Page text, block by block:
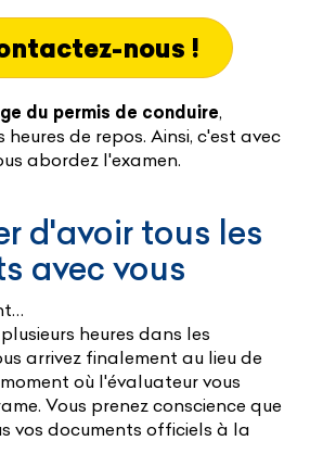
nous !
du permis de conduire,
de repos. Ainsi, c'est avec
abordez l'examen.
d'avoir tous les
avec vous
heures dans les
arrivez finalement au lieu de
où l'évaluateur vous
Vous prenez conscience que
vos documents officiels à la